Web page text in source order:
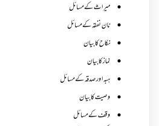
میراث کے مسائل
نان نفقہ کے مسائل
نکاح کا بیان
نماز کا بیان
ہبہ اور صدقہ کے مسائل
وصیت کا بیان
وقف کے مسائل